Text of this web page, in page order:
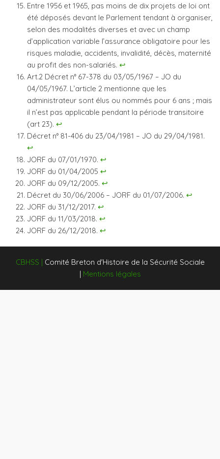
Entre 1956 et 1965, pas moins de dix projets de loi ont
été déposés devant le Parlement tendant à organiser,
selon des modalités diverses et avec un champ
d’application variable l’assurance obligatoire pour les
risques maladie, accidents, invalidité, décès, maternité
au profit des non-salariés. ↩︎
Art.2 Décret n° 67-378 du 03/05/1967 – JO du
04/05/1967. L’article 2 mentionne que les
administrateur sont élus ou nommés pour 6 ans ; mais
il n’est pas applicable pendant la période transitoire
(art 23). ↩︎
Décret n° 81-406 du 23/04/1981 – JO du 29/04/1981.
↩︎
JORF du 07/01/1970. ↩︎
JORF du 01/04/2005 ↩︎
JORF du 09/12/2005. ↩︎
Décret du 30/06/2006 – JORF du 01/07/2006. ↩︎
JORF du 31/12/2017. ↩︎
JORF du 11/03/2018. ↩︎
JORF du 26/12/2018. ↩︎
CBHSS | Comité Breton d'Histoire de la Sécurité Sociale
| Mentions légales